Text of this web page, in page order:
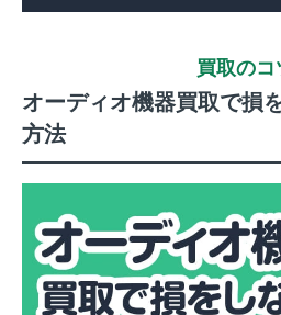
買取のコ
オーディオ機器買取で損
方法